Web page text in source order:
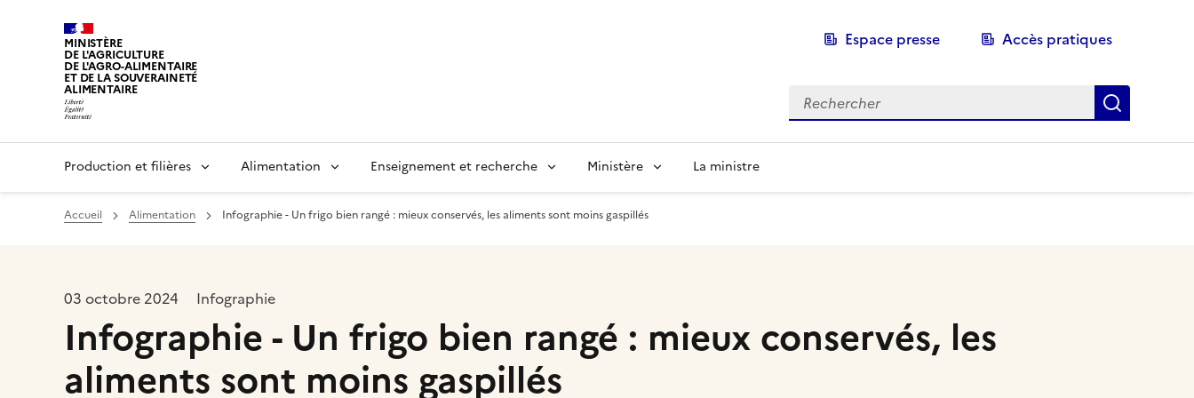
MINISTÈRE
DE L'AGRICULTURE
DE L'AGRO-ALIMENTAIRE
ET DE LA SOUVERAINETÉ
ALIMENTAIRE
Espace presse Accès pratiques
Recherche
Production et filières Alimentation Enseignement et recherche Ministère La ministre
Accueil Alimentation Infographie - Un frigo bien rangé : mieux conservés, les aliments sont moins gaspillés
03 octobre 2024 Infographie
Infographie - Un frigo bien rangé : mieux conservés, les
aliments sont moins gaspillés